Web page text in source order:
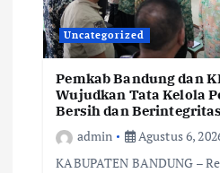
Uncategorized
Pemkab Bandung dan
Wujudkan Tata Kelola
Bersih dan Berintegritas
admin
Agustus 6,
KABUPATEN BANDUNG –